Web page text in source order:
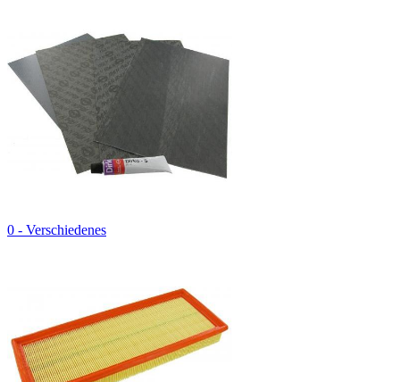
0 - Verschiedenes